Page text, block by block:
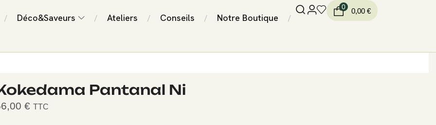
/ Déco&Saveurs / Ateliers / Conseils / Notre Boutique /
0
0,00 €
Pantanal Ni
€ TTC